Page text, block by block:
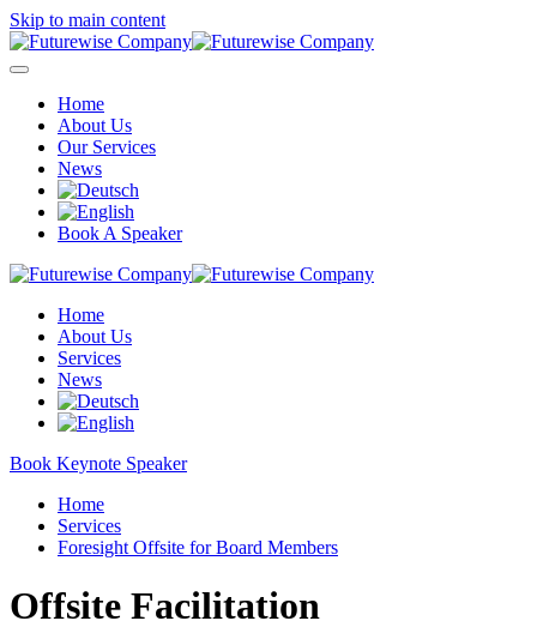
Skip to main content
Home
About Us
Our Services
News
Book A Speaker
Home
About Us
Services
News
Book Keynote Speaker
Home
Services
Foresight Offsite for Board Members
Offsite Facilitation